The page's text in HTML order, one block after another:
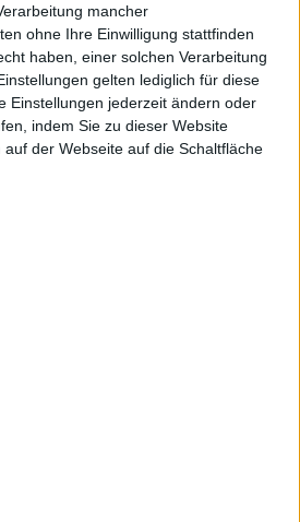
mancher
ohne Ihre Einwilligung stattfinden
haben, einer solchen Verarbeitung
gelten lediglich für diese
Einstellungen jederzeit ändern oder
indem Sie zu dieser Website
der Webseite auf die Schaltfläche
TRIVIUM